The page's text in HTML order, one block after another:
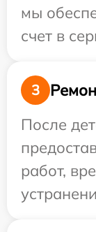
мы
счет в
3
После
работ,